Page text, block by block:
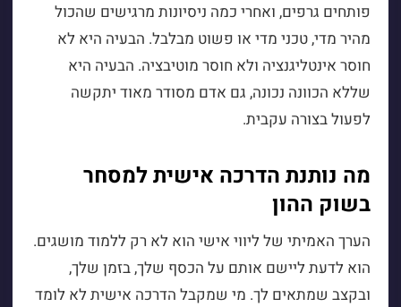
פותחים גרפים, ואחרי כמה ניסיונות מרגישים שהכול
מהיר מדי, טכני מדי או פשוט מבלבל. הבעיה היא לא
חוסר אינטליגנציה ולא חוסר מוטיבציה. הבעיה היא
שללא הכוונה נכונה, גם אדם מסודר מאוד יתקשה
לפעול בצורה עקבית.
מה נותנת הדרכה אישית למסחר
בשוק ההון
הערך האמיתי של ליווי אישי הוא לא רק ללמוד מושגים.
הוא לדעת ליישם אותם על הכסף שלך, בזמן שלך,
ובקצב שמתאים לך. מי שמקבל הדרכה אישית לא לומד